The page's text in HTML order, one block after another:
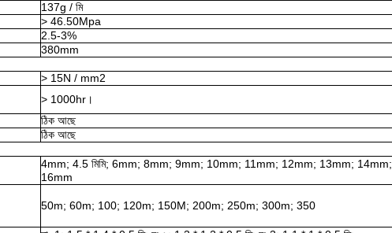
137g / মি
> 46.50Mpa
2.5-3%
380mm
> 15N / mm2
> 1000hr।
ঠিক আছে
ঠিক আছে
4mm; 4.5 মিমি; 6mm; 8mm; 9mm; 10mm; 11mm; 12mm; 13mm; 14mm;
16mm
50m; 60m; 100; 120m; 150M; 200m; 250m; 300m; 350